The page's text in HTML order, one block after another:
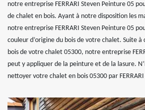
notre entreprise FERRARI Steven Peinture 05
de chalet en bois. Ayant à notre disposition les
notre entreprise FERRARI Steven Peinture 05
couleur d’origine du bois de votre chalet. Suite
bois de votre chalet 05300, notre entreprise
peut y appliquer de la peinture et de la lasure.
nettoyer votre chalet en bois 05300 par